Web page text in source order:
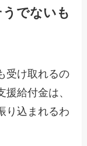
でないも
受け取れるの
給付金は、
り込まれるわ